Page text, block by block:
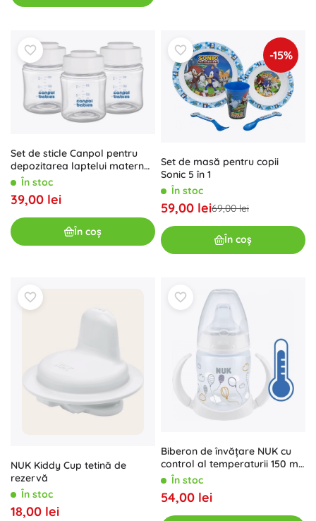
Set de sticle Canpol pentru
depozitarea laptelui matern
3x120ml
În stoc
39,00 lei
În coș
-15%
Set de masă pentru copii
Sonic 5 în 1
În stoc
59,00 lei69,00 lei
În coș
NUK Kiddy Cup tetină de
rezervă
În stoc
18,00 lei
Biberon de învățare NUK cu
control al temperaturii 150 ml
albÎn stoc
54,00 lei